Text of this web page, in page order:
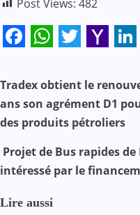
Post Views: 482
Mail
N
a
i
g
Tradex obtient le
ans son agrément D1
des produits pétroliers
Projet de Bus rapides de
intéressé par le
Lire aussi